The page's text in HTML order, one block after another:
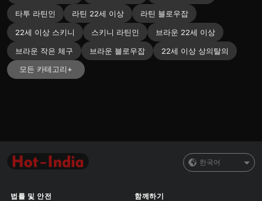
타투 라틴인
라틴 22세 이상
라틴 블로우잡
22세 이상 스키니
스키니 라틴인
브라운 22세 이상
브라운 작은 체구
브라운 블로우잡
22세 이상 상의탈의
모든 카테고리+
한국어
법률 및 안전 함께하기